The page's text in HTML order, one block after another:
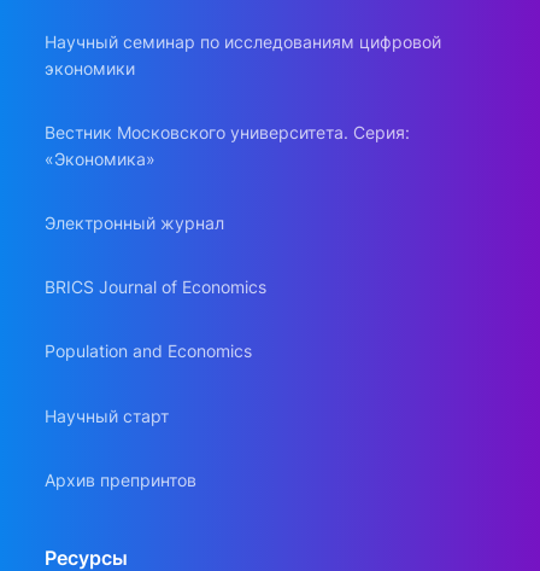
Научный семинар по исследованиям цифровой
экономики
Вестник Московского университета. Серия:
«Экономика»
Электронный журнал
BRICS Journal of Economics
Population and Economics
Научный старт
Архив препринтов
Ресурсы